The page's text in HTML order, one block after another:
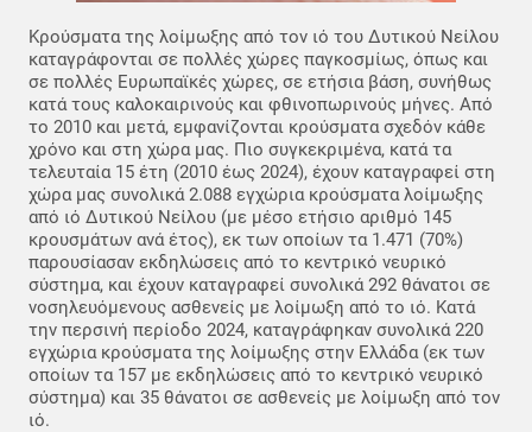
Κρούσματα της λοίμωξης από τον ιό του Δυτικού Νείλου
καταγράφονται σε πολλές χώρες παγκοσμίως, όπως και
σε πολλές Ευρωπαϊκές χώρες, σε ετήσια βάση, συνήθως
κατά τους καλοκαιρινούς και φθινοπωρινούς μήνες. Από
το 2010 και μετά, εμφανίζονται κρούσματα σχεδόν κάθε
χρόνο και στη χώρα μας. Πιο συγκεκριμένα, κατά τα
τελευταία 15 έτη (2010 έως 2024), έχουν καταγραφεί στη
χώρα μας συνολικά 2.088 εγχώρια κρούσματα λοίμωξης
από ιό Δυτικού Νείλου (με μέσο ετήσιο αριθμό 145
κρουσμάτων ανά έτος), εκ των οποίων τα 1.471 (70%)
παρουσίασαν εκδηλώσεις από το κεντρικό νευρικό
σύστημα, και έχουν καταγραφεί συνολικά 292 θάνατοι σε
νοσηλευόμενους ασθενείς με λοίμωξη από το ιό. Κατά
την περσινή περίοδο 2024, καταγράφηκαν συνολικά 220
εγχώρια κρούσματα της λοίμωξης στην Ελλάδα (εκ των
οποίων τα 157 με εκδηλώσεις από το κεντρικό νευρικό
σύστημα) και 35 θάνατοι σε ασθενείς με λοίμωξη από τον
ιό.